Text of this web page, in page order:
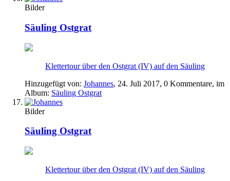
Bilder
Säuling Ostgrat
Klettertour über den Ostgrat (IV) auf den Säuling
Hinzugefügt von: Johannes, 24. Juli 2017, 0 Kommentare, im
Album: Säuling Ostgrat
Bilder
Säuling Ostgrat
Klettertour über den Ostgrat (IV) auf den Säuling